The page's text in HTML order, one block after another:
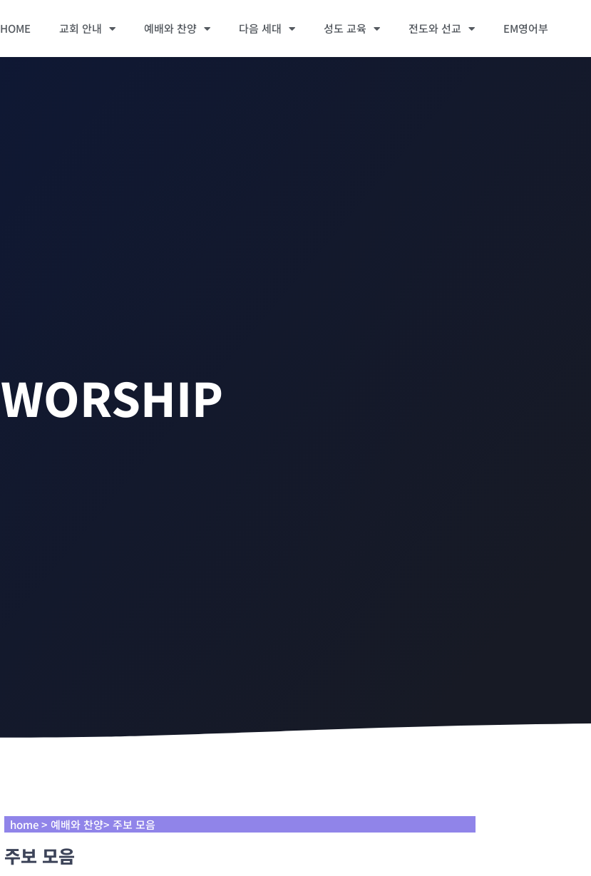
HOME 교회 안내 예배와 찬양 다음 세대 성도 교육 전도와 선교 EM영어부
WORSHIP
home > 예배와 찬양> 주보 모음
주보 모음